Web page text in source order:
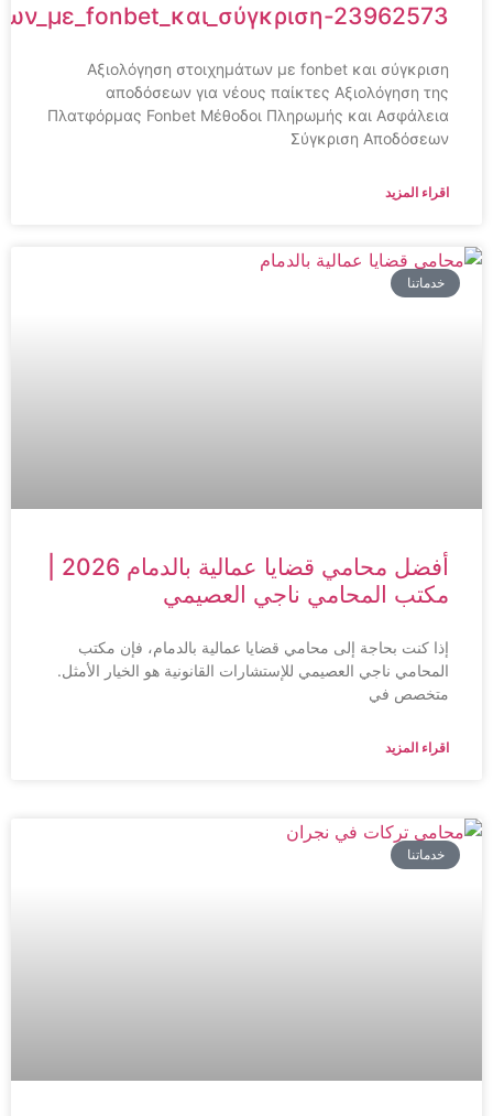
23962573
Αξιολόγηση στοιχημάτων με fonbet και σύγκριση
αποδόσεων για νέους παίκτες Αξιολόγηση της
Πλατφόρμας Fonbet Μέθοδοι Πληρωμής και Ασφάλεια
Σύγκριση Αποδόσεων
اقراء المزيد
خدماتنا
أفضل محامي قضايا عمالية بالدمام 2026 |
مكتب المحامي ناجي العصيمي
إذا كنت بحاجة إلى محامي قضايا عمالية بالدمام، فإن مكتب
المحامي ناجي العصيمي للإستشارات القانونية هو الخيار الأمثل.
متخصص في
اقراء المزيد
خدماتنا